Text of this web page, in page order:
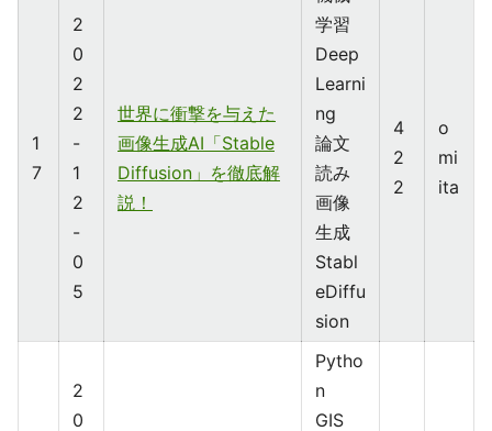
1
7
2
0
2
2
-
1
2
-
0
5
世界に衝撃を与えた
画像生成AI「Stable
Diffusion」を徹底解
説！
学習
Deep
Learni
ng
論文
読み
画像
生成
Stabl
eDiffu
sion
4
2
2
o
mi
ita
2
0
Pytho
n
GIS